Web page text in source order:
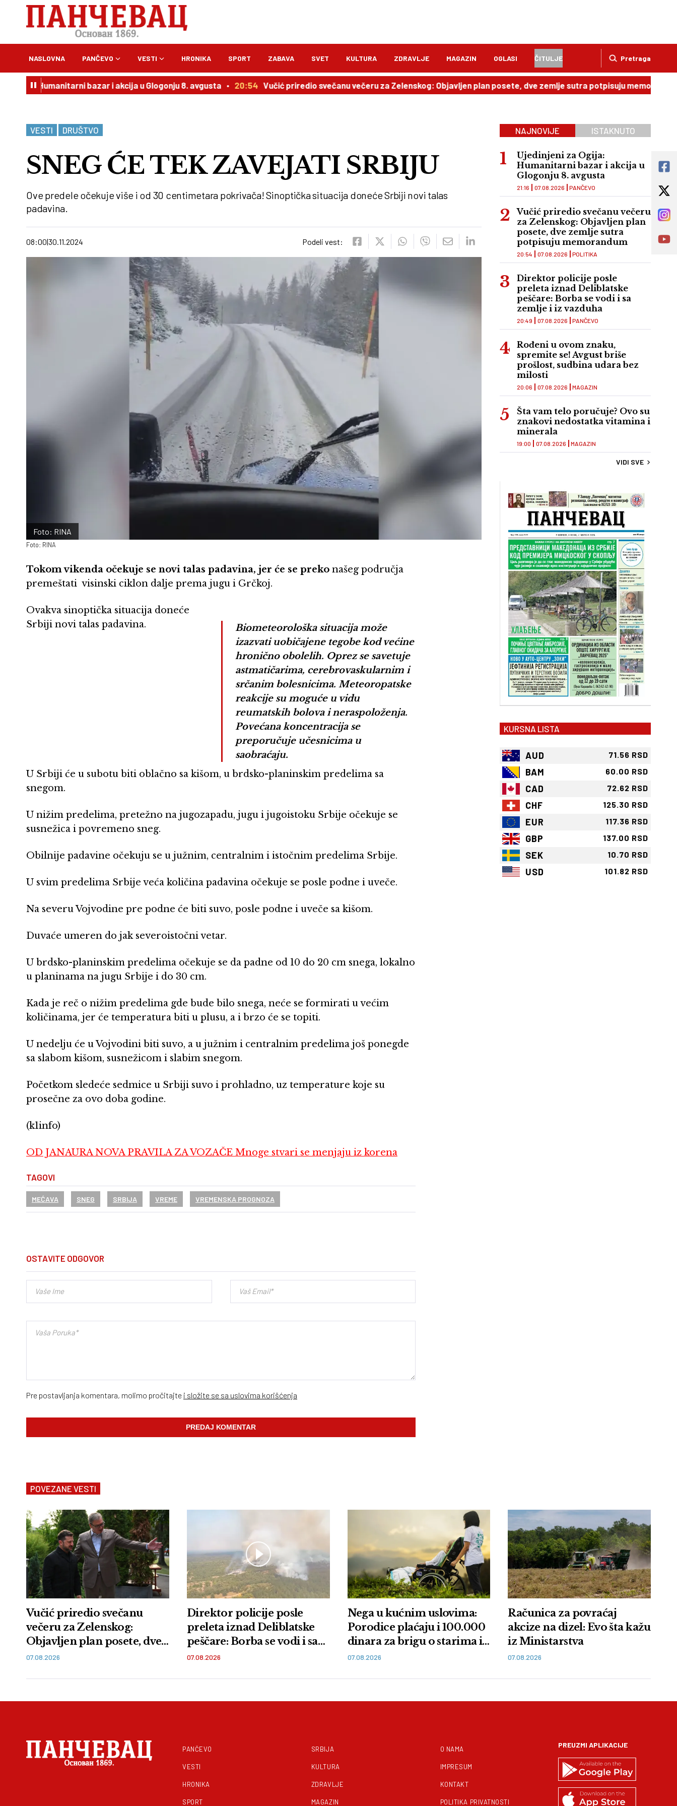
Pretraga
NASLOVNA PANČEVO VESTI HRONIKA SPORT ZABAVA SVET KULTURA ZDRAVLJE MAGAZIN OGLASI ČITULJE
bazar i akcija u Glogonju 8. avgusta 20:54 Vučić priredio svečanu večeru za Zelenskog: Objavljen plan posete, dve zemlje sutra potpisuju memorandum
VESTI DRUŠTVO
SNEG ĆE TEK ZAVEJATI SRBIJU
Ove predele očekuje više i od 30 centimetara pokrivača! Sinoptička situacija doneće Srbiji novi talas
padavina.
08:00 30.11.2024 Podeli vest:
Foto: RINA
Foto: RINA
Tokom vikenda očekuje se novi talas padavina, jer će se preko našeg područja
premeštati visinski ciklon dalje prema jugu i Grčkoj.
Biometeorološka situacija može
izazvati uobičajene tegobe kod većine
hronično obolelih. Oprez se savetuje
astmatičarima, cerebrovaskularnim i
srčanim bolesnicima. Meteoropatske
reakcije su moguće u vidu
reumatskih bolova i neraspoloženja.
Povećana koncentracija se
preporučuje učesnicima u
saobraćaju.
Ovakva sinoptička situacija doneće
Srbiji novi talas padavina.
U Srbiji će u subotu biti oblačno sa kišom, u brdsko-planinskim predelima sa
snegom.
U nižim predelima, pretežno na jugozapadu, jugu i jugoistoku Srbije očekuje se
susnežica i povremeno sneg.
Obilnije padavine očekuju se u južnim, centralnim i istočnim predelima Srbije.
U svim predelima Srbije veća količina padavina očekuje se posle podne i uveče.
Na severu Vojvodine pre podne će biti suvo, posle podne i uveče sa kišom.
Duvaće umeren do jak severoistočni vetar.
U brdsko-planinskim predelima očekuje se da padne od 10 do 20 cm snega, lokalno
u planinama na jugu Srbije i do 30 cm.
Kada je reč o nižim predelima gde bude bilo snega, neće se formirati u većim
količinama, jer će temperatura biti u plusu, a i brzo će se topiti.
U nedelju će u Vojvodini biti suvo, a u južnim i centralnim predelima još ponegde
sa slabom kišom, susnežicom i slabim snegom.
Početkom sledeće sedmice u Srbiji suvo i prohladno, uz temperature koje su
prosečne za ovo doba godine.
(k1info)
OD JANAURA NOVA PRAVILA ZA VOZAČE Mnoge stvari se menjaju iz korena
TAGOVI
MEĆAVA SNEG SRBIJA VREME VREMENSKA PROGNOZA
OSTAVITE ODGOVOR
Pre postavljanja komentara, molimo pročitajte i složite se sa uslovima korišćenja
NAJNOVIJE ISTAKNUTO
Ujedinjeni za Ogija:
Humanitarni bazar i akcija u
Glogonju 8. avgusta
PANČEVO
21:16 07.08.2026
Vučić priredio svečanu večeru
za Zelenskog: Objavljen plan
posete, dve zemlje sutra
potpisuju memorandum
POLITIKA
20:54 07.08.2026
Direktor policije posle
preleta iznad Deliblatske
peščare: Borba se vodi i sa
zemlje i iz vazduha
PANČEVO
20:49 07.08.2026
Rođeni u ovom znaku,
spremite se! Avgust briše
prošlost, sudbina udara bez
milosti
MAGAZIN
20:06 07.08.2026
Šta vam telo poručuje? Ovo su
znakovi nedostatka vitamina i
minerala
MAGAZIN
19:00 07.08.2026
VIDI SVE
KURSNA LISTA
AUD 71.56 RSD
BAM 60.00 RSD
CAD 72.62 RSD
CHF 125.30 RSD
EUR 117.36 RSD
GBP 137.00 RSD
SEK 10.70 RSD
USD 101.82 RSD
POVEZANE VESTI
Vučić priredio svečanu
večeru za Zelenskog:
Objavljen plan posete, dve
zemlje sutra potpisuju
07.08.2026
Direktor policije posle
preleta iznad Deliblatske
peščare: Borba se vodi i sa
zemlje i iz vazduha
07.08.2026
Nega u kućnim uslovima:
Porodice plaćaju i 100.000
dinara za brigu o starima i
bolesnima
07.08.2026
Računica za povraćaj
akcize na dizel: Evo šta kažu
iz Ministarstva
07.08.2026
PANČEVO
VESTI
HRONIKA
SPORT
SRBIJA
KULTURA
ZDRAVLJE
MAGAZIN
O NAMA
IMPRESUM
KONTAKT
POLITIKA PRIVATNOSTI
PREUZMI APLIKACIJE